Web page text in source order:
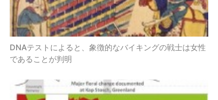
DNAテストによると、象徴的なバイキングの戦士は女性
であることが判明